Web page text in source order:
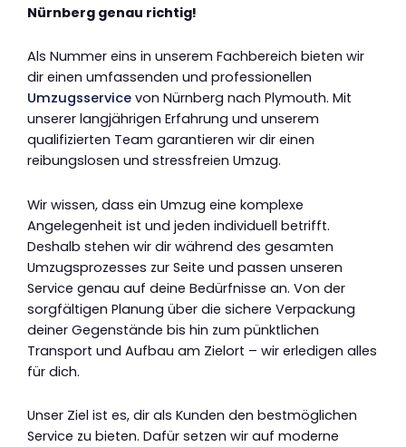
Nürnberg genau richtig!
Als Nummer eins in unserem Fachbereich bieten wir
dir einen umfassenden und professionellen
Umzugsservice von Nürnberg nach Plymouth. Mit
unserer langjährigen Erfahrung und unserem
qualifizierten Team garantieren wir dir einen
reibungslosen und stressfreien Umzug.
Wir wissen, dass ein Umzug eine komplexe
Angelegenheit ist und jeden individuell betrifft.
Deshalb stehen wir dir während des gesamten
Umzugsprozesses zur Seite und passen unseren
Service genau auf deine Bedürfnisse an. Von der
sorgfältigen Planung über die sichere Verpackung
deiner Gegenstände bis hin zum pünktlichen
Transport und Aufbau am Zielort – wir erledigen alles
für dich.
Unser Ziel ist es, dir als Kunden den bestmöglichen
Service zu bieten. Dafür setzen wir auf moderne